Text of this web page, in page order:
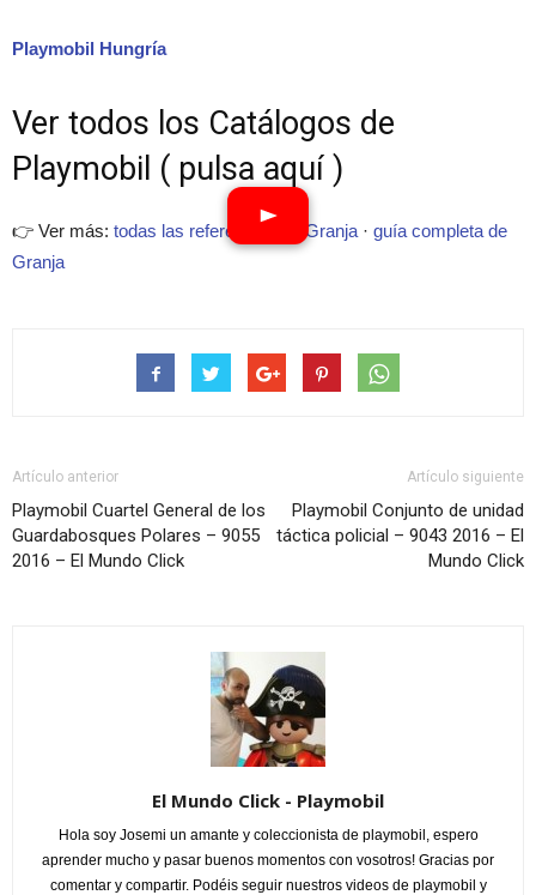
Playmobil Hungría
Ver todos los Catálogos de
Playmobil ( pulsa aquí )
👉 Ver más: todas las referencias de Granja · guía completa de
Granja
Artículo anterior
Playmobil Cuartel General de los
Guardabosques Polares – 9055
2016 – El Mundo Click
Artículo siguiente
Playmobil Conjunto de unidad
táctica policial – 9043 2016 – El
Mundo Click
El Mundo Click - Playmobil
Hola soy Josemi un amante y coleccionista de playmobil, espero
aprender mucho y pasar buenos momentos con vosotros! Gracias por
comentar y compartir. Podéis seguir nuestros videos de playmobil y